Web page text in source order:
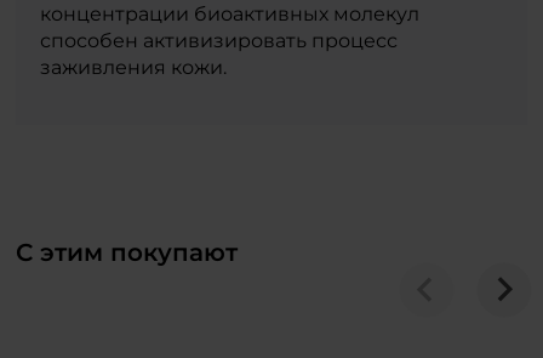
концентрации биоактивных молекул
способен активизировать процесс
заживления кожи.
С этим покупают